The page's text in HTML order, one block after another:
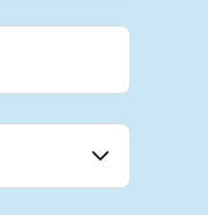
California, US